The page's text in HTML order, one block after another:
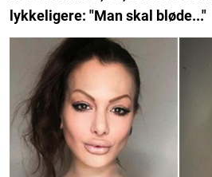
lykkeligere: "Man skal bløde..."